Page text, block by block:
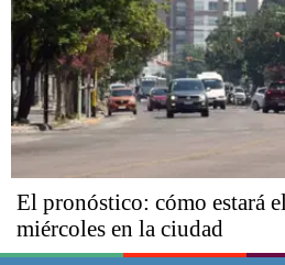
El pronóstico: cómo estará
miércoles en la ciudad